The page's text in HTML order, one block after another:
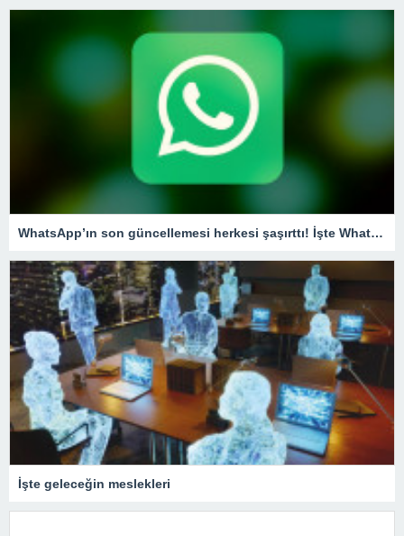
WhatsApp’ın son güncellemesi herkesi şaşırttı! İşte WhatsApp’tan şikayet etme özelliği
İşte geleceğin meslekleri